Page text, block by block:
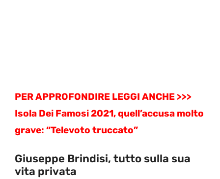
PER APPROFONDIRE LEGGI ANCHE >>>
Isola Dei Famosi 2021, quell’accusa molto
grave: “Televoto truccato”
Giuseppe Brindisi, tutto sulla sua
vita privata